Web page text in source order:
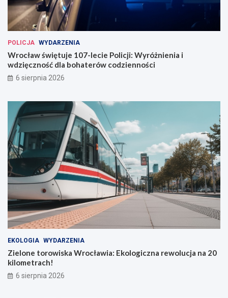
o
c
ł
w
i
u
POLICJA WYDARZENIA
Wrocław świętuje 107-lecie Policji: Wyróżnienia i
wdzięczność dla bohaterów codzienności
6 sierpnia 2026
EKOLOGIA WYDARZENIA
Zielone torowiska Wrocławia: Ekologiczna rewolucja na 20
kilometrach!
6 sierpnia 2026